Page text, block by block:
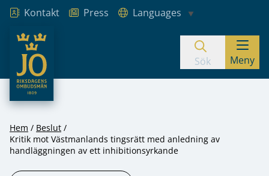
Hoppa till innehåll
Kontakt Press
Languages
JO – Riksdagens Ombudsmän
Sök Meny
Hem
Beslut
Kritik mot Västmanlands tingsrätt med anledning av
handläggningen av ett inhibitionsyrkande